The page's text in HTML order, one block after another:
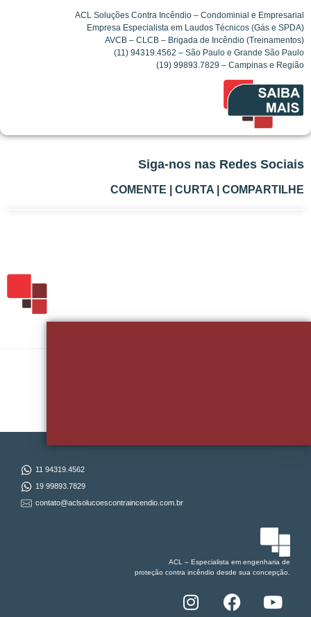
ACL Soluções Contra Incêndio – Condominial e Empresarial
Empresa Especialista em Laudos Técnicos (Gás e SPDA)
AVCB – CLCB – Brigada de Incêndio (Treinamentos)
(11) 94319.4562 – São Paulo e Grande São Paulo
(19) 99893.7829 – Campinas e Região
Siga-nos nas Redes Sociais
COMENTE | CURTA | COMPARTILHE
11 94319.4562
19 99893.7829
contato@aclsolucoescontraincendio.com.br
ACL – Especialista em engenharia de
proteção contra incêndio desde sua concepção.